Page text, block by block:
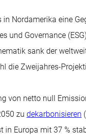
Nordamerika eine
und Governance
sank der
die Zweijahres-
von netto null
zu dekarbonisieren
Europa mit 37 %